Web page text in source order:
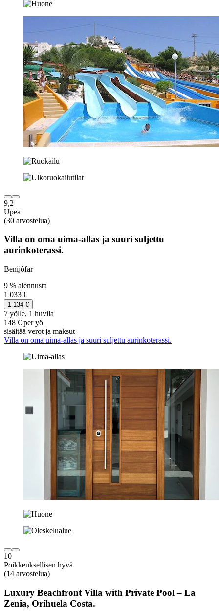
9,2
Upea
(30 arvostelua)
Villa on oma uima-allas ja suuri suljettu
aurinkoterassi.
Benijófar
9 % alennusta
1 033 €
1 134 €
7 yölle, 1 huvila
148 € per yö
sisältää verot ja maksut
Villa on oma uima-allas ja suuri suljettu aurinkoterassi.
10
Poikkeuksellisen hyvä
(14 arvostelua)
Luxury Beachfront Villa with Private Pool – La
Zenia, Orihuela Costa.